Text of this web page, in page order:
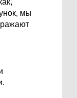
мы